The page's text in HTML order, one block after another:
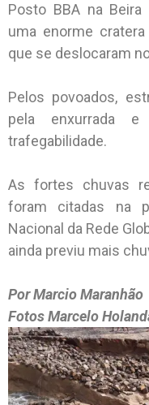
Posto BBA na Beira
uma enorme
que se deslocaram
Pelos povoados,
pela enxurrada
trafegabilidade.
As fortes chuvas
foram citadas na
Nacional da Rede
ainda previu mais
Por Marcio Maranhão
Fotos Marcelo